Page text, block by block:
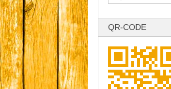
QR-CODE